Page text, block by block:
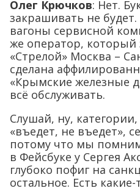
Олег Крючков: Нет.
закрашивать не
вагоны сервисной
же оператор, который
«Стрелой» Москва –
сделана
«Крымские железные
всё обслуживать.
Слушай, ну,
«въедет, не въедет»,
потому что мы
в Фейсбуке у Сергея
глубоко пофиг на
остальное. Есть